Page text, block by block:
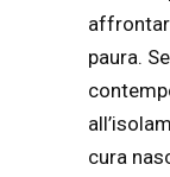
paura.
cura